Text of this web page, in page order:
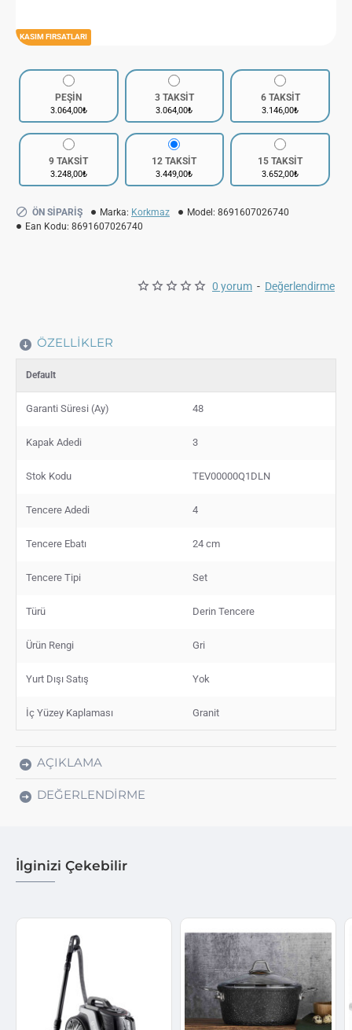
KASIM FIRSATLARI
0 yorum - Değerlendirme
PEŞİN
3.064,00₺
3 TAKSİT
3.064,00₺
6 TAKSİT
3.146,00₺
9 TAKSİT
3.248,00₺
12 TAKSİT
3.449,00₺
15 TAKSİT
3.652,00₺
ÖN SIPARIŞ Marka: Korkmaz Model: 8691607026740
Ean Kodu: 8691607026740
ÖZELLIKLER
Default
Garanti Süresi (Ay) 48
Kapak Adedi 3
Stok Kodu TEV00000Q1DLN
Tencere Adedi 4
Tencere Ebatı 24 cm
Tencere Tipi Set
Türü Derin Tencere
Ürün Rengi Gri
Yurt Dışı Satış Yok
İç Yüzey Kaplaması Granit
AÇIKLAMA
DEĞERLENDIRME
İlginizi Çekebilir